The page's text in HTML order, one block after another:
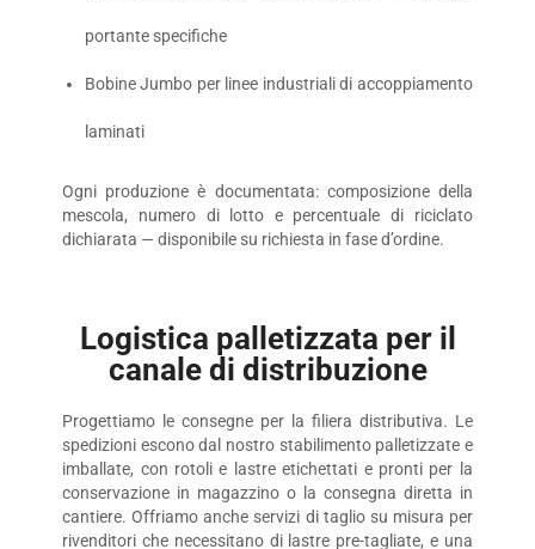
portante specifiche
Bobine Jumbo per linee industriali di accoppiamento
laminati
Ogni produzione è documentata: composizione della
mescola, numero di lotto e percentuale di riciclato
dichiarata — disponibile su richiesta in fase d’ordine.
Logistica palletizzata per il
canale di distribuzione
Progettiamo le consegne per la filiera distributiva. Le
spedizioni escono dal nostro stabilimento palletizzate e
imballate, con rotoli e lastre etichettati e pronti per la
conservazione in magazzino o la consegna diretta in
cantiere. Offriamo anche servizi di taglio su misura per
rivenditori che necessitano di lastre pre-tagliate, e una